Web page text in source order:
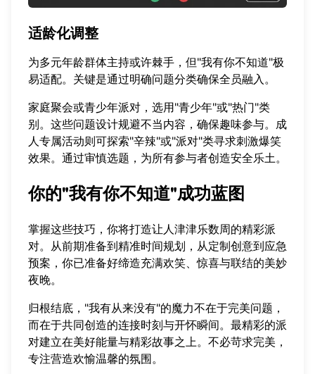
适龄化调整
为多元年龄群体主持或许棘手，但"我有你不知道"极
易适配。关键是通过明确问题分类确保全员融入。
家庭聚会或青少年派对，选用"青少年"或"热门"类
别。这些问题设计规避不当内容，确保趣味参与。成
人专属活动则可探索"辛辣"或"派对"类寻求刺激爆笑
效果。通过审慎选题，为所有参与者创造安全乐土。
你的"我有你不知道"成功蓝图
掌握这些技巧，你将打造让人津津乐数周的精彩派
对。从前期准备到精准时间规划，从定制创意到应急
预案，你已准备好缔造充满欢笑、惊喜与联结的美妙
夜晚。
归根结底，"我有从来没有"的魔力不在于完美问题，
而在于共同创造的连接时刻与开怀瞬间。最精彩的派
对建立在美好能量与精彩故事之上。不必苛求完美，
专注营造欢愉温馨的氛围。